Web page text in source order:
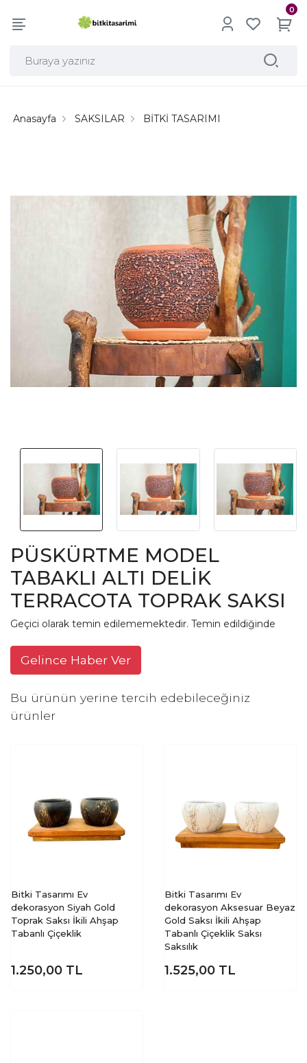
0
Anasayfa SAKSILAR BİTKİ TASARIMI
PÜSKÜRTME MODEL
TABAKLI ALTI DELİK
TERRACOTA TOPRAK SAKSI
Geçici olarak temin edilememektedir. Temin edildiğinde
Gelince Haber Ver
Bu ürünün yerine tercih edebileceğiniz
ürünler
Bitki Tasarımı Ev
dekorasyon Siyah Gold
Toprak Saksı İkili Ahşap
Tabanlı Çiçeklik
1.250,00 TL
Bitki Tasarımı Ev
dekorasyon Aksesuar Beyaz
Gold Saksı İkili Ahşap
Tabanlı Çiçeklik Saksı
Saksılık
1.525,00 TL